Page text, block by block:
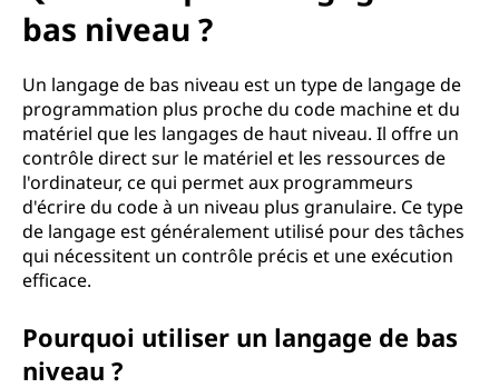
bas niveau ?
Un langage de bas niveau est un type de langage de
programmation plus proche du code machine et du
matériel que les langages de haut niveau. Il offre un
contrôle direct sur le matériel et les ressources de
l'ordinateur, ce qui permet aux programmeurs
d'écrire du code à un niveau plus granulaire. Ce type
de langage est généralement utilisé pour des tâches
qui nécessitent un contrôle précis et une exécution
efficace.
Pourquoi utiliser un langage de bas
niveau ?